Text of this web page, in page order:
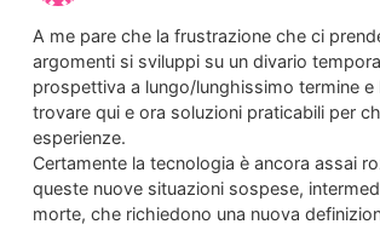
A me pare che la frustrazione che ci
argomenti si sviluppi su un divario
prospettiva a lungo/lunghissimo termine e
trovare qui e ora soluzioni praticabili per
esperienze.
Certamente la tecnologia è ancora assai
queste nuove situazioni sospese,
morte, che richiedono una nuova